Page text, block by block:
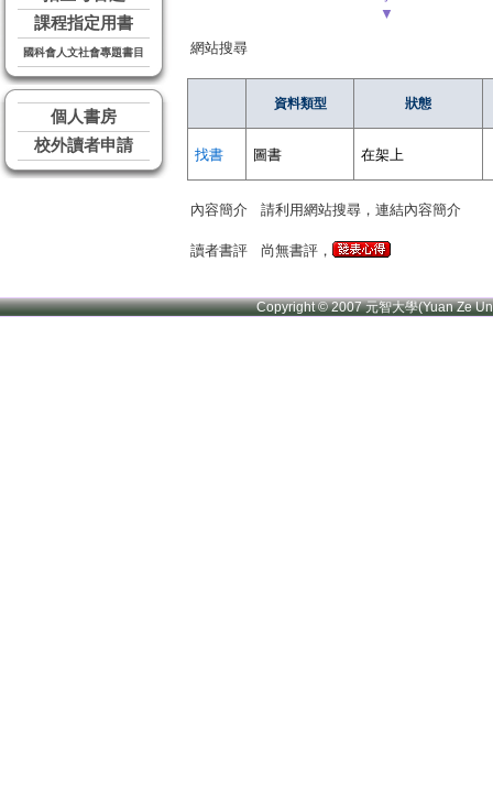
課程指定用書
國科會人文社會專題書目
個人書房
校外讀者申請
▼
網站搜尋
資料類型 狀態
找書 圖書 在架上
內容簡介 請利用網站搜尋，連結內容簡介
讀者書評 尚無書評，
Copyright © 2007 元智大學(Yuan Ze